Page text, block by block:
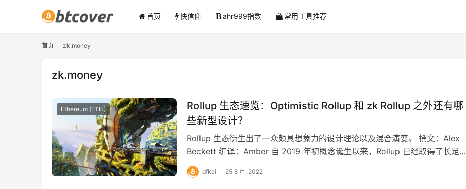
首页 快信仰 ahr999指数 常用工具推荐
首页 zk.money
zk.money
Ethereum (ETH)
Rollup 生态速览：Optimistic Rollup 和 zk Rollup 之外还有哪
些新型设计？
Rollup 生态衍生出了一众颇具想象力的设计理论以及混合演变。 撰文：Alex
Beckett 编译：Amber 自 2019 年初概念诞生以来，Rollup 已经取得了长足的
进…
dfkai 25 8 月, 2022